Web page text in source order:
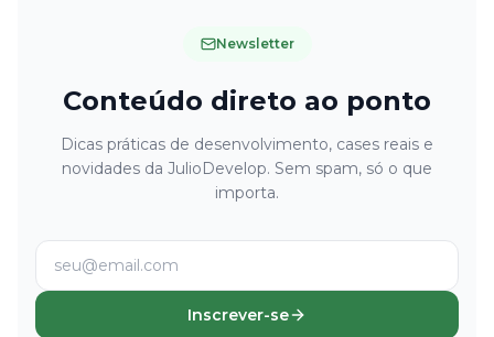
Newsletter
Conteúdo direto ao ponto
Dicas práticas de desenvolvimento, cases reais e
novidades da JulioDevelop. Sem spam, só o que
importa.
Inscrever-se